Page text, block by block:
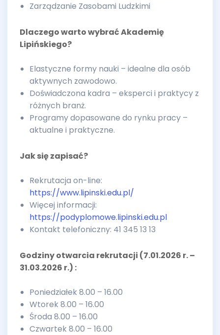
Zarządzanie Zasobami Ludzkimi
Dlaczego warto wybrać Akademię
Lipińskiego?
Elastyczne formy nauki – idealne dla osób
aktywnych zawodowo.
Doświadczona kadra – eksperci i praktycy z
różnych branż.
Programy dopasowane do rynku pracy –
aktualne i praktyczne.
Jak się zapisać?
Rekrutacja on-line:
https://www.lipinski.edu.pl/
Więcej informacji:
https://podyplomowe.lipinski.edu.pl
Kontakt telefoniczny: 41 345 13 13
Godziny otwarcia rekrutacji (7.01.2026 r. –
31.03.2026 r.) :
Poniedziałek 8.00 – 16.00
Wtorek 8.00 – 16.00
Środa 8.00 – 16.00
Czwartek 8.00 – 16.00